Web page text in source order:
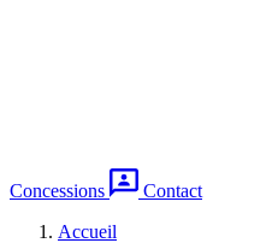
Concessions
Contact
Accueil